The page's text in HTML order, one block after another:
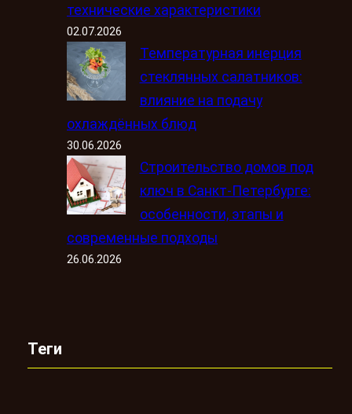
технические характеристики
02.07.2026
Температурная инерция
стеклянных салатников:
влияние на подачу
охлаждённых блюд
30.06.2026
Строительство домов под
ключ в Санкт-Петербурге:
особенности, этапы и
современные подходы
26.06.2026
Теги